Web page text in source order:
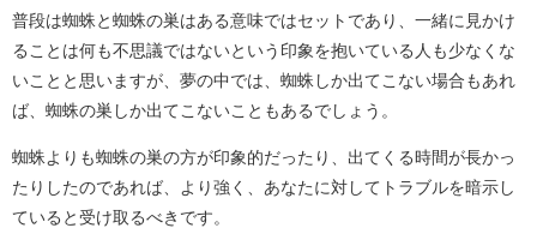
普段は蜘蛛と蜘蛛の巣はある意味ではセットであり、一緒に見かけ
ることは何も不思議ではないという印象を抱いている人も少なくな
いことと思いますが、夢の中では、蜘蛛しか出てこない場合もあれ
ば、蜘蛛の巣しか出てこないこともあるでしょう。
蜘蛛よりも蜘蛛の巣の方が印象的だったり、出てくる時間が長かっ
たりしたのであれば、より強く、あなたに対してトラブルを暗示し
ていると受け取るべきです。